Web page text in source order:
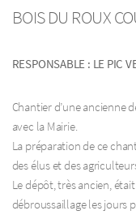
BOIS DU ROUX
RESPONSABLE : LE PIC
Chantier d’une ancienne
avec la Mairie.
La préparation de ce
des élus et des
Le dépôt, très ancien,
débroussaillage les jours